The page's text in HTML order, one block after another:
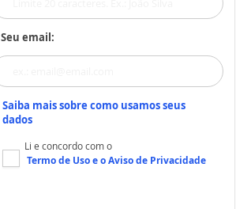
Seu email:
Saiba mais sobre como usamos seus
dados
Li e concordo com o
Termo de Usoe oAviso de Privacidade